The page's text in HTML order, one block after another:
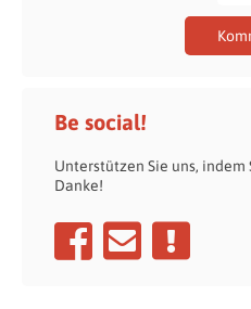
Be social!
Unterstützen Sie uns,
Danke!